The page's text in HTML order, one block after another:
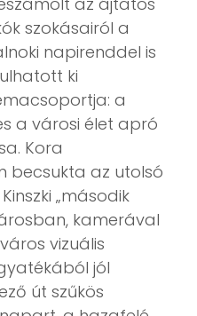
szokásairól a
napirenddel is
ki
a
a városi élet apró
Kora
becsukta az utolsó
„második
kamerával
vizuális
jól
út szűkös